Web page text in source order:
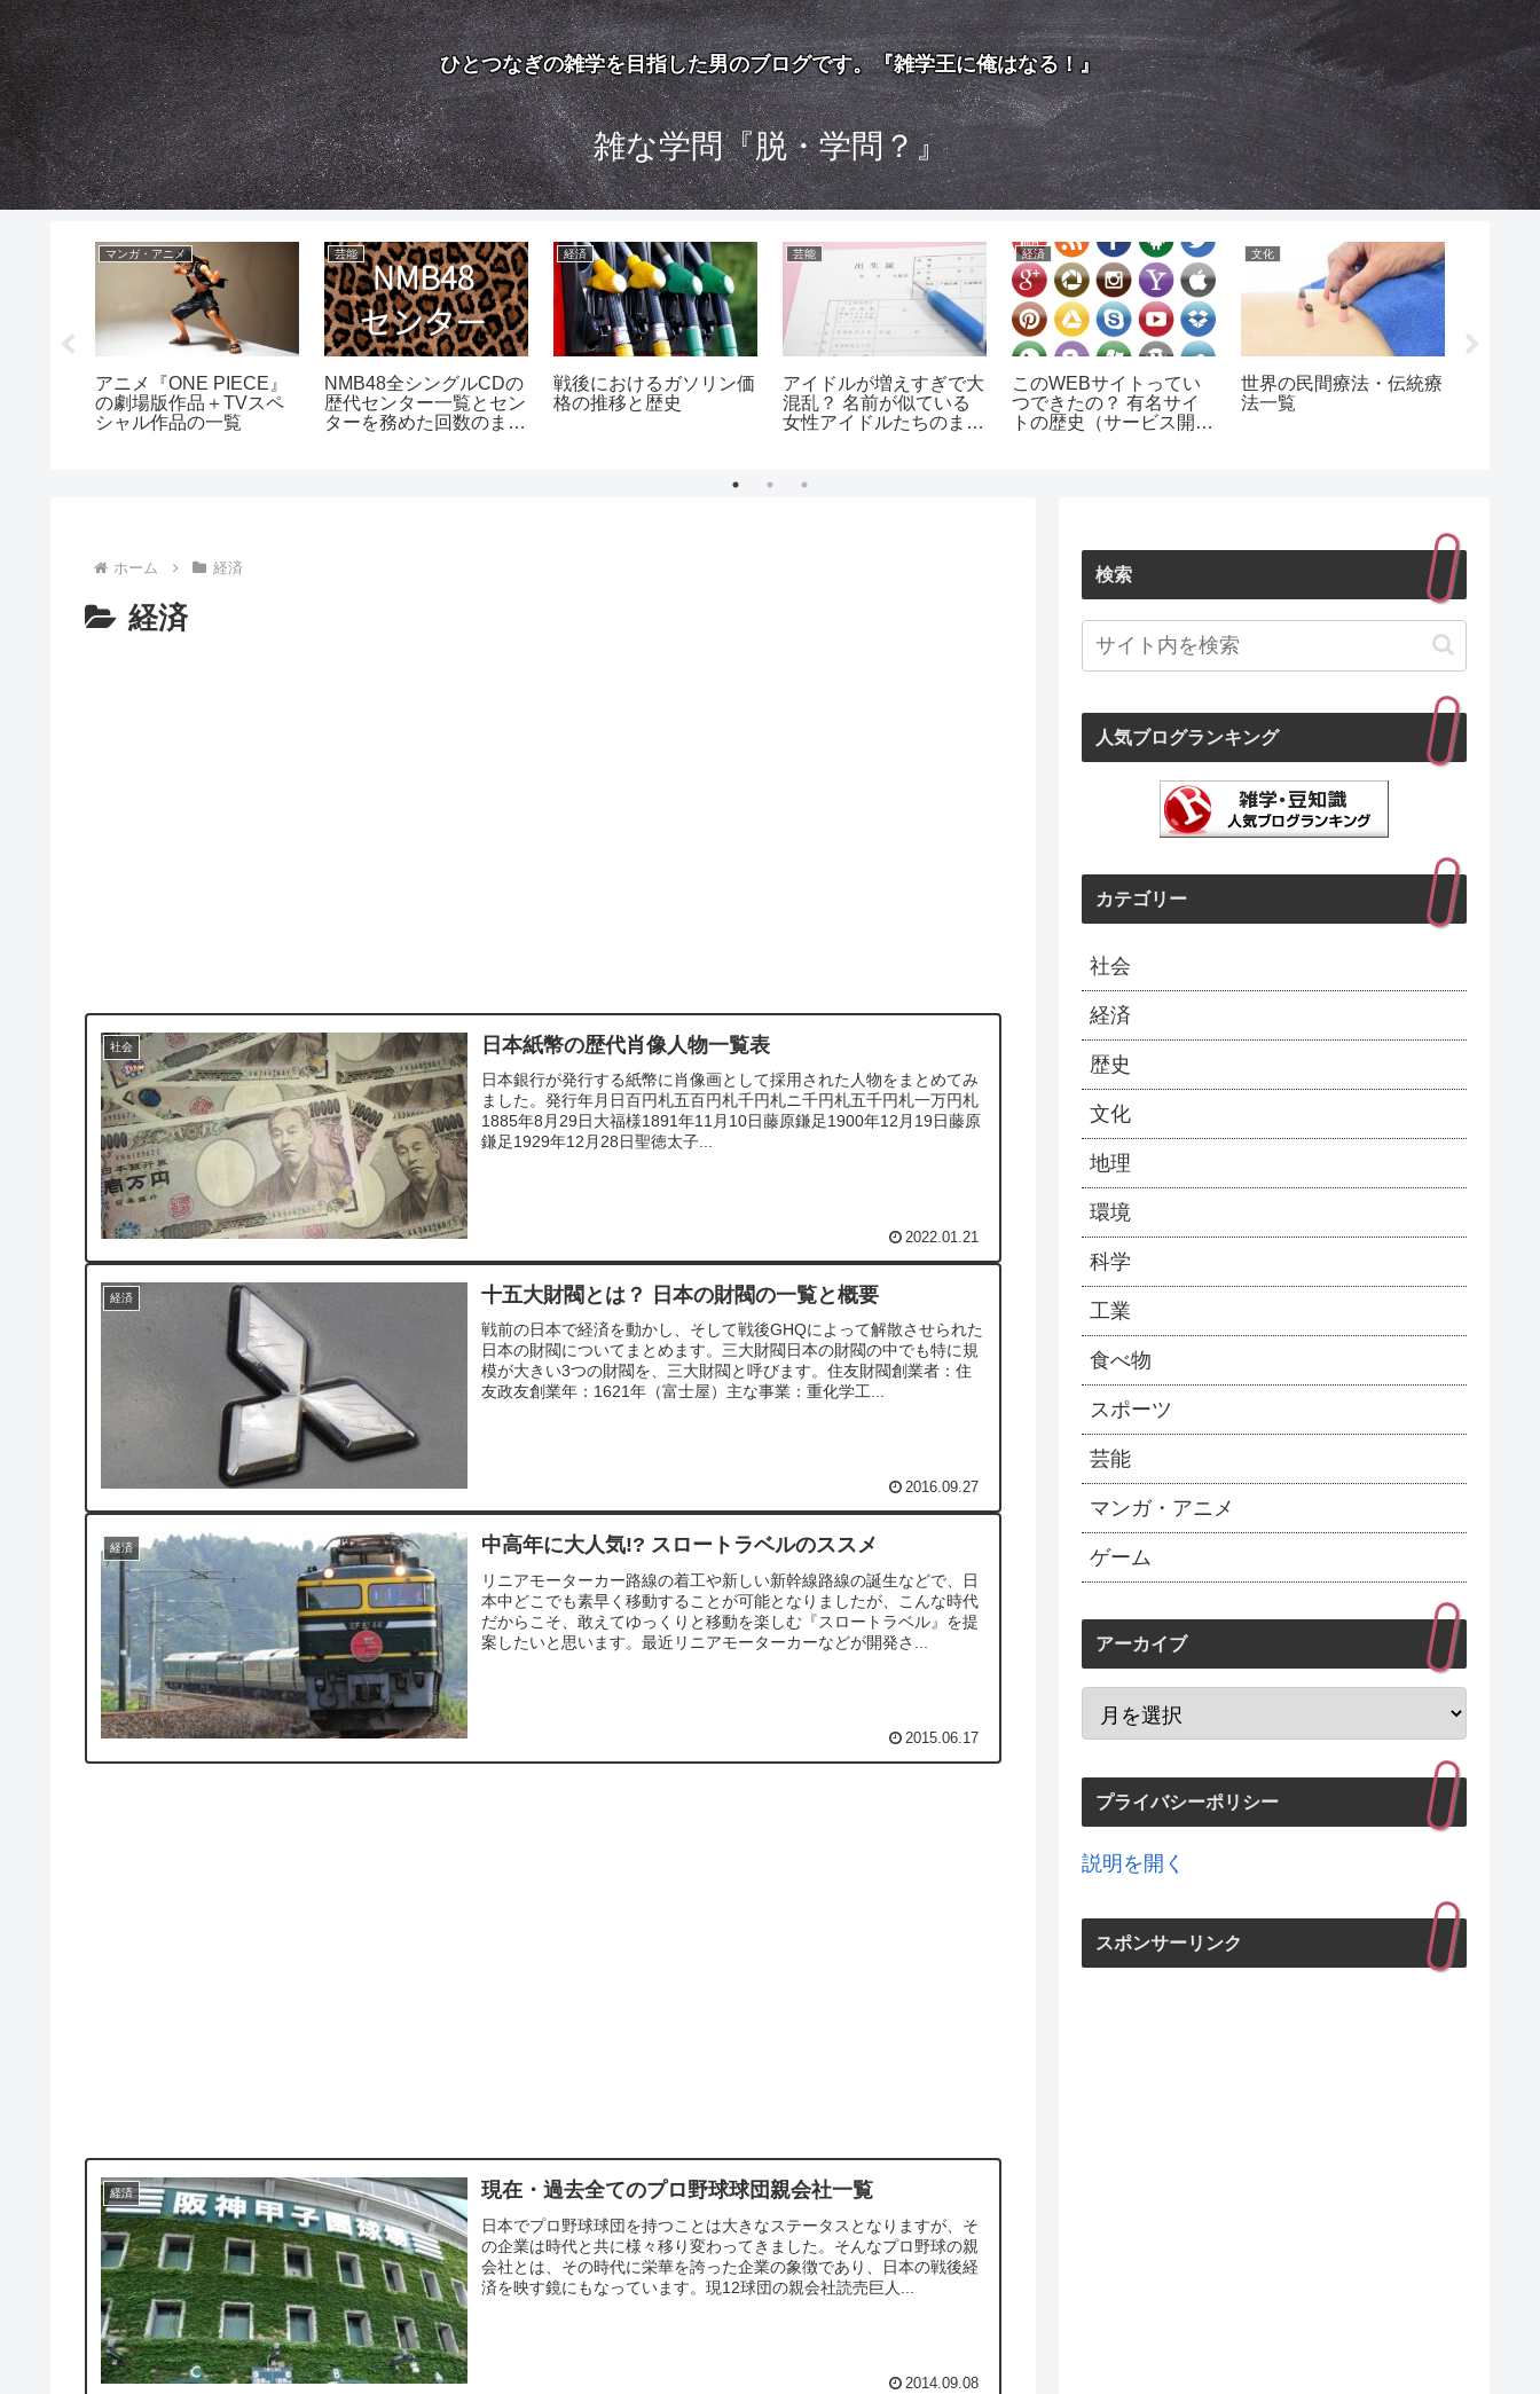
ひとつなぎの雑学を目指した男のブログです。『雑学王に俺はなる！』
雑な学問『脱・学問？』
マンガ・アニメ
アニメ『ONE PIECE』
の劇場版作品＋TVスペ
シャル作品の一覧
芸能
NMB48全シングルCDの
歴代センター一覧とセン
ターを務めた回数のまと
経済
戦後におけるガソリン価
格の推移と歴史
芸能
アイドルが増えすぎで大
混乱？ 名前が似ている
女性アイドルたちのまと
経済
このWEBサイトってい
つできたの？ 有名サイ
トの歴史（サービス開始
文化
世界の民間療法・伝統療
法一覧
ホーム 経済
経済
社会 日本紙幣の歴代肖像人物一覧表
日本銀行が発行する紙幣に肖像画として採用された人物をまとめてみ
ました。発行年月日百円札五百円札千円札ニ千円札五千円札一万円札
1885年8月29日大福様1891年11月10日藤原鎌足1900年12月19日藤原
鎌足1929年12月28日聖徳太子...
2022.01.21
経済 十五大財閥とは？ 日本の財閥の一覧と概要
戦前の日本で経済を動かし、そして戦後GHQによって解散させられた
日本の財閥についてまとめます。三大財閥日本の財閥の中でも特に規
模が大きい3つの財閥を、三大財閥と呼びます。住友財閥創業者：住
友政友創業年：1621年（富士屋）主な事業：重化学工...
2016.09.27
経済 中高年に大人気!? スロートラベルのススメ
リニアモーターカー路線の着工や新しい新幹線路線の誕生などで、日
本中どこでも素早く移動することが可能となりましたが、こんな時代
だからこそ、敢えてゆっくりと移動を楽しむ『スロートラベル』を提
案したいと思います。最近リニアモーターカーなどが開発さ...
2015.06.17
経済 現在・過去全てのプロ野球球団親会社一覧
日本でプロ野球球団を持つことは大きなステータスとなりますが、そ
の企業は時代と共に様々移り変わってきました。そんなプロ野球の親
会社とは、その時代に栄華を誇った企業の象徴であり、日本の戦後経
済を映す鏡にもなっています。現12球団の親会社読売巨人...
2014.09.08
検索
人気ブログランキング
カテゴリー
社会
経済
歴史
文化
地理
環境
科学
工業
食べ物
スポーツ
芸能
マンガ・アニメ
ゲーム
アーカイブ
プライバシーポリシー
説明を開く
スポンサーリンク